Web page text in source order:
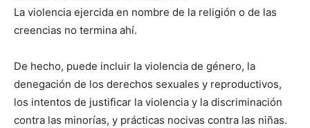
La violencia ejercida en nombre de la religión o de las
creencias no termina ahí.
De hecho, puede incluir la violencia de género, la
denegación de los derechos sexuales y reproductivos,
los intentos de justificar la violencia y la discriminación
contra las minorías, y prácticas nocivas contra las niñas.